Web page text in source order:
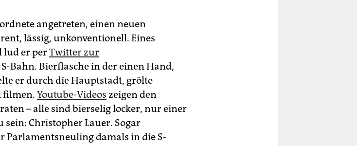
angetreten, einen neuen
lässig, unkonventionell. Eines
lud er perTwitter zur
Bahn. Bierflasche in der einen Hand,
er durch die Hauptstadt, grölte
filmen. Youtube-Videos zeigen den
– alle sind bierselig locker, nur einer
sein: Christopher Lauer. Sogar
Parlamentsneuling damals in die S-